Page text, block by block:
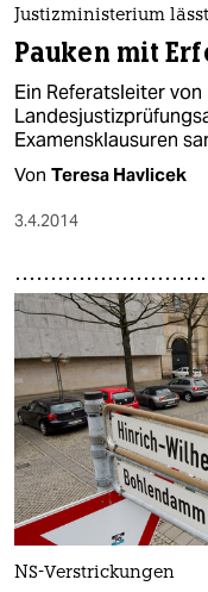
Justizministerium
Pauken mit
Ein Referatsleiter
Examensklausuren
Von Teresa Havlicek
3.4.2014
NS-Verstrickungen